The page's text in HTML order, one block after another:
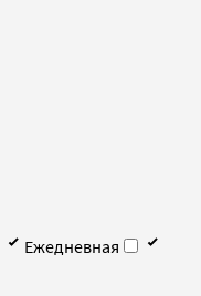
Ежедневная